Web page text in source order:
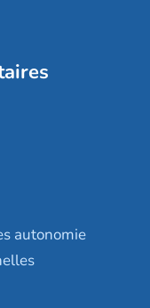
autonomie